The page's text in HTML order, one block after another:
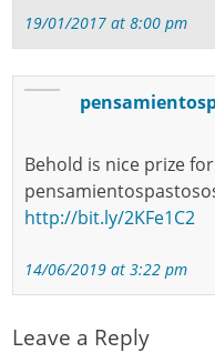
19/01/2017 at 8:00 pm
Behold is nice prize
http://bit.ly/2KFe1C2
14/06/2019 at 3:22 pm
Leave a Reply